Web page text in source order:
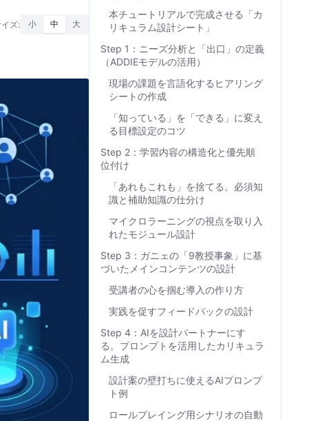
ズ: 小 中 大
本チュートリアルで完成させる「カ
リキュラム設計シート」
Step 1：ニーズ分析と「出口」の定義
（ADDIEモデルの活用）
現場の課題を言語化するヒアリング
シートの作成
「知っている」を「できる」に変え
る目標設定のコツ
Step 2：学習内容の構造化と優先順
位付け
「あれもこれも」を捨てる。必須知
識と補助知識の仕分け
マイクロラーニングの視点を取り入
れたモジュール設計
Step 3：ガニェの「9教授事象」に基
づいたメインコンテンツの設計
受講者の心を掴む導入の作り方
実践を促すフィードバックの設計
Step 4：AIを設計パートナーにす
る。プロンプトを活用したカリキュラ
ム生成
設計案の壁打ちに使えるAIプロンプ
ト例
ロールプレイング用シナリオの自動